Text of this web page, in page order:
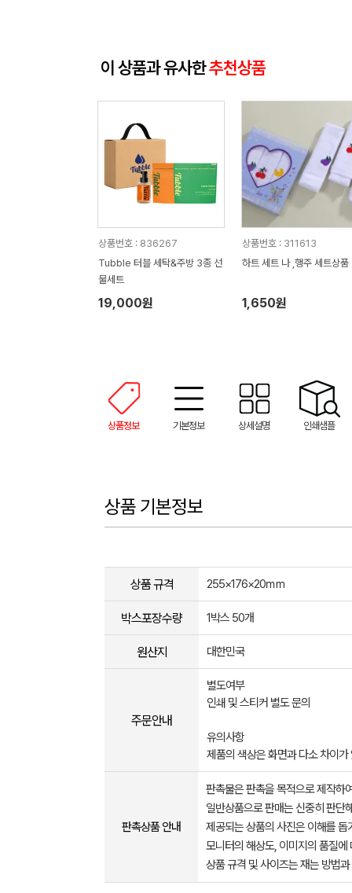
이 상품과 유사한추천상품
상품번호 : 836267
Tubble 터블 세탁&주방 3종 선
물세트
19,000원
상품번호 : 311613
하트 세트 나 ,행주 세트상품
1,650원
상품정보 기본정보 상세설명 인쇄샘플
상품 기본정보
상품 규격 255×176×20㎜
박스포장수량 1박스 50개
원산지 대한민국
주문안내
별도여부
인쇄 및 스티커 별도 문의
유의사항
제품의 색상은 화면과 다소 차이가
판촉상품 안내
판촉물은 판촉을 목적으로 제작하
일반상품으로 판매는 신중히 판단
제공되는 상품의 사진은 이해를
모니터의 해상도, 이미지의 품질
상품 규격 및 사이즈는 재는 방법